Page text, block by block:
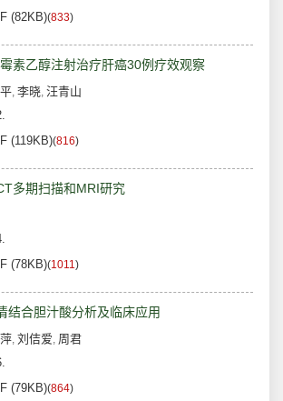
(82KB)(833)
素乙醇注射治疗肝癌30例疗效观察
, 李晓, 汪青山
(119KB)(816)
多期扫描和MRI研究
(78KB)(1011)
结合胆汁酸分析及临床应用
, 刘佶爱, 周君
(79KB)(864)